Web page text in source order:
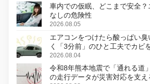
車内での仮眠、どこまで安全
なしの危険性
2026.08.05
エアコンをつけたら酸っぱい
く「3分前」のひと工夫でカビ
2026.08.04
令和8年熊本地震で「通れる道
の走行データが災害対応を支え